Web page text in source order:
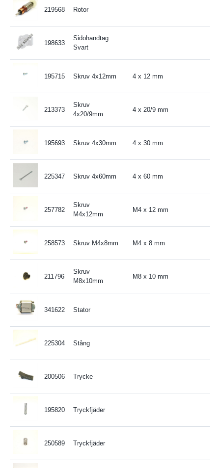
219568 Rotor
198633
Sidohandtag
Svart
195715 Skruv 4x12mm 4 x 12 mm
213373
Skruv
4x20/9mm
4 x 20/9 mm
195693 Skruv 4x30mm 4 x 30 mm
225347 Skruv 4x60mm 4 x 60 mm
257782
Skruv
M4x12mm
M4 x 12 mm
258573 Skruv M4x8mm M4 x 8 mm
211796
Skruv
M8x10mm
M8 x 10 mm
341622 Stator
225304 Stång
200506 Trycke
195820 Tryckfjäder
250589 Tryckfjäder